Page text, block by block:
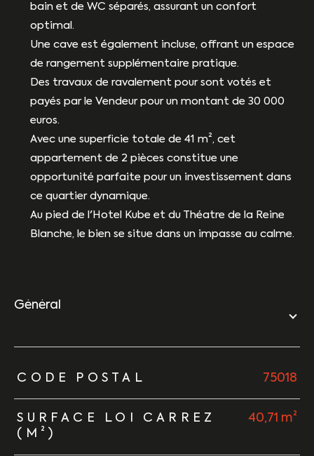
bain et de WC séparés, assurant un confort
optimal.
Une cave est également incluse, offrant un espace
de rangement supplémentaire pratique.
Des travaux de ravalement pour sont votés et
payés par le Vendeur pour un montant de 30 000
euros.
Avec une superficie totale de 41 m², cet
appartement de 2 pièces constitue une
opportunité parfaite pour un investissement dans
ce quartier dynamique.
Au pied de l'Hotel Kube et du Théatre de la Reine
Blanche, le bien se situe dans un impasse au calme.
général
TRAD_ZEPHYR_Caracteristique TRAD_ZEPHYR_Valeurs
CODE POSTAL 75018
SURFACE LOI CARREZ
(M²)
40,71 m²